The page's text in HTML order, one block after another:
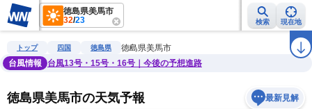
徳島県美馬市
32/23 検索 現在地
雨雲レーダー 台風情報 地震情報 ラ
トップ 四国 徳島県
徳島県美馬市
台風情報
台風13号・15号・16号｜今後の予想進路
徳島県美馬市の天気予報 最新見解